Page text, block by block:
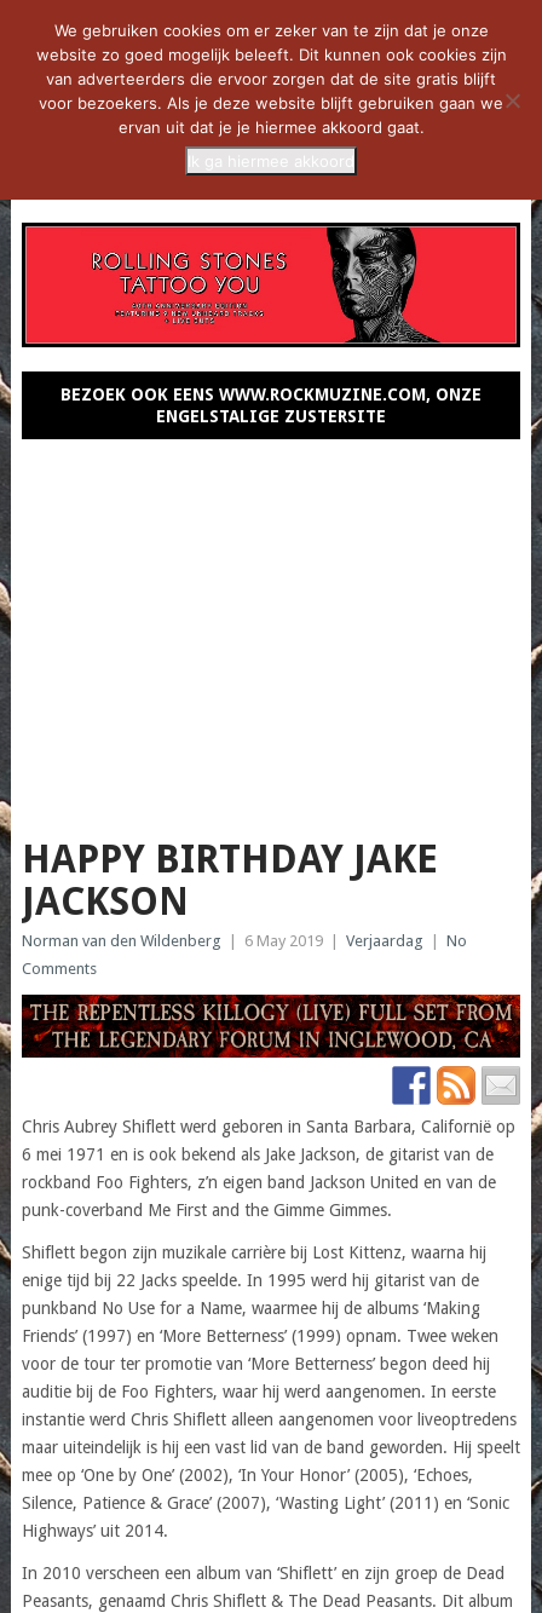
BEZOEK OOK EENS WWW.ROCKMUZINE.COM, ONZE
ENGELSTALIGE ZUSTERSITE
HAPPY BIRTHDAY JAKE
JACKSON
Norman van den Wildenberg 6 May 2019 Verjaardag
No
Comments
Chris Aubrey Shiflett werd geboren in Santa Barbara, Californië op
6 mei 1971 en is ook bekend als Jake Jackson, de gitarist van de
rockband Foo Fighters, z’n eigen band Jackson United en van de
punk-coverband Me First and the Gimme Gimmes.
Shiflett begon zijn muzikale carrière bij Lost Kittenz, waarna hij
enige tijd bij 22 Jacks speelde. In 1995 werd hij gitarist van de
punkband No Use for a Name, waarmee hij de albums ‘Making
Friends’ (1997) en ‘More Betterness’ (1999) opnam. Twee weken
voor de tour ter promotie van ‘More Betterness’ begon deed hij
auditie bij de Foo Fighters, waar hij werd aangenomen. In eerste
instantie werd Chris Shiflett alleen aangenomen voor liveoptredens
maar uiteindelijk is hij een vast lid van de band geworden. Hij speelt
mee op ‘One by One’ (2002), ‘In Your Honor’ (2005), ‘Echoes,
Silence, Patience & Grace’ (2007), ‘Wasting Light’ (2011) en ‘Sonic
Highways’ uit 2014.
In 2010 verscheen een album van ‘Shiflett’ en zijn groep de Dead
Peasants, genaamd Chris Shiflett & The Dead Peasants. Dit album
We gebruiken cookies om er zeker van te zijn dat je onze
website zo goed mogelijk beleeft. Dit kunnen ook cookies zijn
van adverteerders die ervoor zorgen dat de site gratis blijft
voor bezoekers. Als je deze website blijft gebruiken gaan we
ervan uit dat je je hiermee akkoord gaat.
Ik ga hiermee akkoord